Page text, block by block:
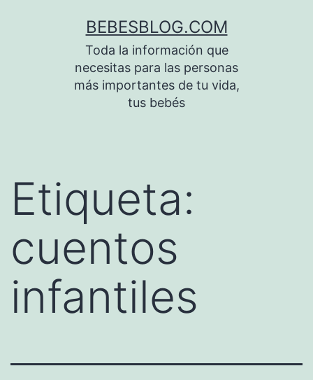
BEBESBLOG.COM
Toda la información que
necesitas para las personas
más importantes de tu vida,
tus bebés
Etiqueta:
cuentos
infantiles